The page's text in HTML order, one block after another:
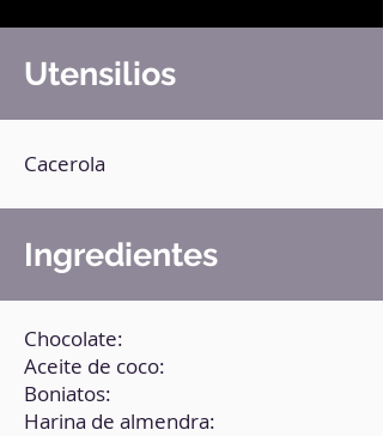
Utensilios
Cacerola
Ingredientes
Chocolate:
Aceite de coco:
Boniatos:
Harina de almendra: